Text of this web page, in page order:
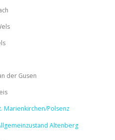
der Gusen
Marienkirchen/Polsenz
Altenberg